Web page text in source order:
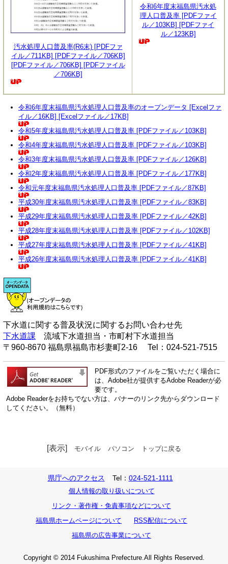
汚水処理人口普及率(R6末) [PDFファ
イル／711KB] [PDFファイル／706KB]
[PDFファイル／706KB] [PDFファイル
／706KB]
令和6年度末福島県汚水処
理人口普及率 [PDFファイ
ル／103KB] [PDFファイ
ル／123KB]
令和6年度末福島県汚水処理人口普及率のオープンデータ [Excelファ
イル／16KB] [Excelファイル／17KB]
令和5年度末福島県汚水処理人口普及率 [PDFファイル／103KB]
令和4年度末福島県汚水処理人口普及率 [PDFファイル／103KB]
令和3年度末福島県汚水処理人口普及率 [PDFファイル／126KB]
令和2年度末福島県汚水処理人口普及率 [PDFファイル／177KB]
令和元年度末福島県汚水処理人口普及率 [PDFファイル／87KB]
平成30年度末福島県汚水処理人口普及率 [PDFファイル／83KB]
平成29年度末福島県汚水処理人口普及率 [PDFファイル／42KB]
平成28年度末福島県汚水処理人口普及率 [PDFファイル／102KB]
平成27年度末福島県汚水処理人口普及率 [PDFファイル／41KB]
平成26年度末福島県汚水処理人口普及率 [PDFファイル／41KB]
下水道に関する普及状況に関するお問い合わせ先
下水道課 流域下水道担当・市町村下水道担当
〒960-8670 福島県福島市杉妻町2-16 Tel：024-521-7515
PDF形式のファイルをご覧いただく場合に
は、Adobe社が提供するAdobe Readerが必
要です。
Adobe Readerをお持ちでない方は、バナーのリンク先からダウンロード
してください。（無料）
[表示] モバイル パソコン トップに戻る
県庁へのアクセス Tel： 024-521-1111
個人情報の取り扱いについて
リンク・著作権・免責事項などについて
福島県ホームページについて
RSS配信について
福島県の広告事業について
Copyright © 2014 Fukushima Prefecture.All Rights Reserved.